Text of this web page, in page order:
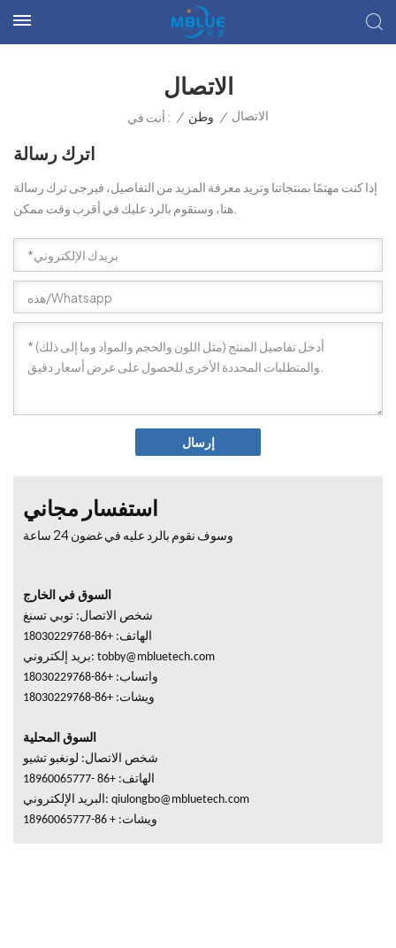
الاتصال
أنت في : / وطن / الاتصال
اترك رسالة
إذا كنت مهتمًا بمنتجاتنا وتريد معرفة المزيد من التفاصيل، فيرجى ترك رسالة
هنا، وسنقوم بالرد عليك في أقرب وقت ممكن.
إرسال
استفسار مجاني
وسوف نقوم بالرد عليه في غضون 24 ساعة
السوق في الخارج
شخص الاتصال: توبي تسنغ
الهاتف: +86-18030229768
بريد إلكتروني:tobby@mbluetech.com
واتساب: +86-18030229768
ويشات: +86-18030229768
السوق المحلية
شخص الاتصال: لونغبو تشيو
الهاتف: +86 -18960065777
البريد الإلكتروني: qiulongbo@mbluetech.com
ويشات: + 86-18960065777